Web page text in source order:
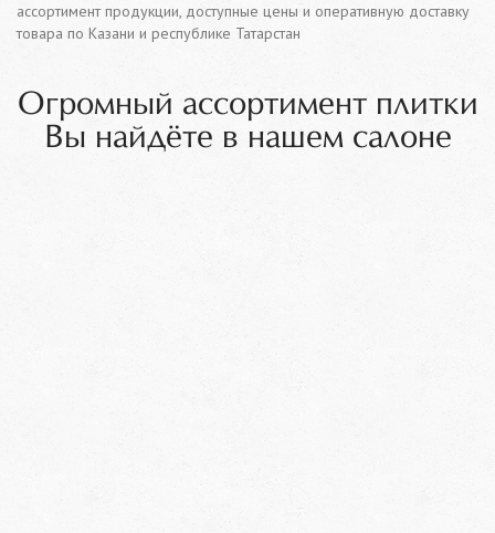
ассортимент продукции, доступные цены и оперативную доставку
товара по Казани и республике Татарстан
Огромный ассортимент плитки
Вы найдёте в нашем салоне